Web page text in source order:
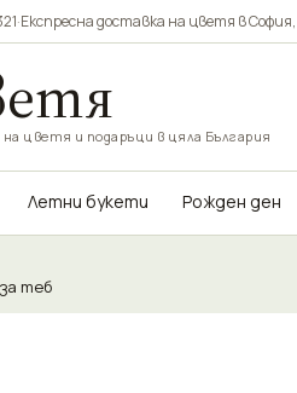
·Експресна доставка на цветя вСофия,
цветя и подаръци в цяла България
Летни букети Рожден ден
теб